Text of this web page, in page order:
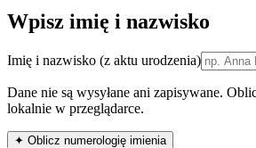
Wpisz imię i nazwisko
Imię i nazwisko (z aktu urodzenia)
Dane nie są wysyłane ani zapisywane.
lokalnie w przeglądarce.
✦ Oblicz numerologię imienia